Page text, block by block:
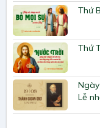
Thứ
Thứ
Lễ